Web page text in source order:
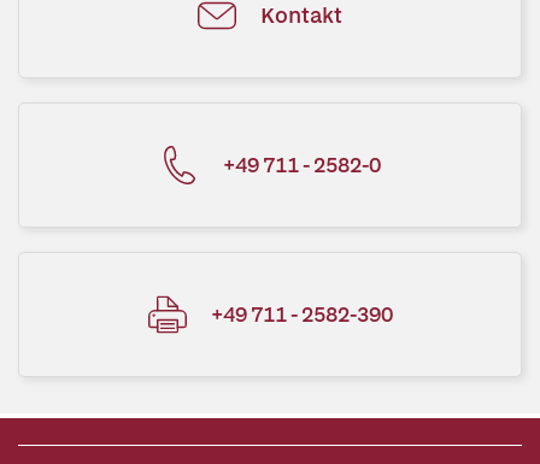
Kontakt
+49 711 - 2582-0
+49 711 - 2582-390